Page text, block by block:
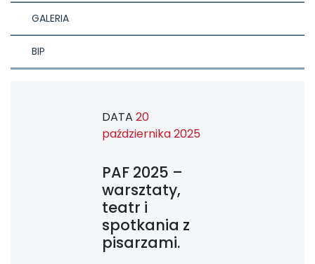
GALERIA
BIP
DATA 20
października 2025
PAF 2025 –
warsztaty,
teatr i
spotkania z
pisarzami.